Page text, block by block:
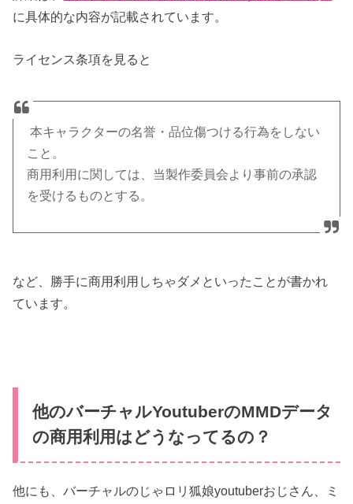
に具体的な内容が記載されています。
ライセンス条項を見ると
本キャラクターの名誉・品位傷つける行為をしない
こと。
商用利用に関しては、当製作委員会より事前の承認
を受けるものとする。
など、勝手に商用利用しちゃダメといったことが書かれ
ています。
他のバーチャルYoutuberのMMDデータ
の商用利用はどうなってるの？
他にも、バーチャルのじゃロリ狐娘youtuberおじさん、ミ